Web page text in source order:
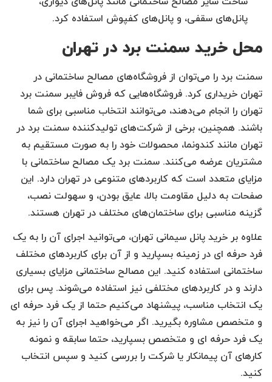
پانل‌های سقفی، و پانل‌های کفپوش استفاده کرد.
محل خرید سمنت برد در تهران
سمنت برد را می‌توان از فروشگاه‌های مصالح ساختمانی در
تهران خریداری کرد. فروشگاه‌هایی که فروش فایبر سمنت برد
تهران را انجام می‌دهند، می‌توانند انتخاب مناسبی برای شما
باشند. همچنین، برخی از شرکت‌های تولیدکننده سمنت برد در
تهران مانند کندونما، محصولات خود را به صورت مستقیم به
مشتریان عرضه می‌کنند. سمنت برد یک مصالح ساختمانی با
مزایای متعدد است که کاربردهای متنوعی در تهران دارد. این
صفحات به دلیل مقاومت بالا، عایق بودن، و سهولت نصب،
گزینه مناسبی برای ساختمان‌های مختلف در تهران هستند.
علاوه بر خرید پانل سیمانی تهران، می‌توانید اجرای آن را به یک
فرد حرفه ای در زمینه بسپارید و از آن برای کاربردهای مختلف
ساختمانی استفاده کنید. این مصالح ساختمانی مزایای بسیاری
دارند و در کاربردهای مختلفی نیز استفاده می‌شوند. پس برای
یک انتخاب مناسب، پیشنهاد می‌کنیم حتما از یک فرد حرفه ای
و متخصص مشاوره بگیرید. اگر می‌خواهید اجرای آن را نیز به
یک فرد حرفه ای و متخصص بسپارید، حتما سابقه و نمونه
کارهای آن پیمانکار یا شرکت را بررسی کنید و سپس انتخاب
کنید.